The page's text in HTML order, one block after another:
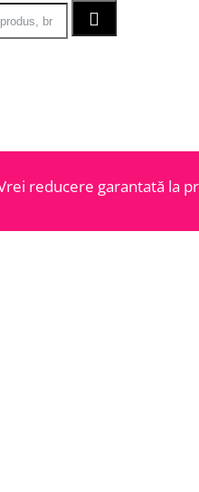
reducere garantată la